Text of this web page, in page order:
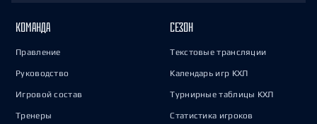
КОМАНДА
Правление
Руководство
Игровой состав
Тренеры
СЕЗОН
Текстовые трансляции
Календарь игр КХЛ
Турнирные таблицы КХЛ
Статистика игроков